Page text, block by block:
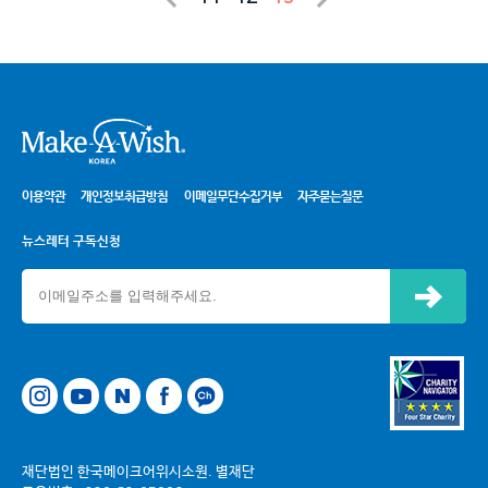
이용약관 개인정보취급방침 이메일무단수집거부 자주묻는질문
뉴스레터 구독신청
이버페이스북카카오톡 채널
재단법인 한국메이크어위시소원. 별재단